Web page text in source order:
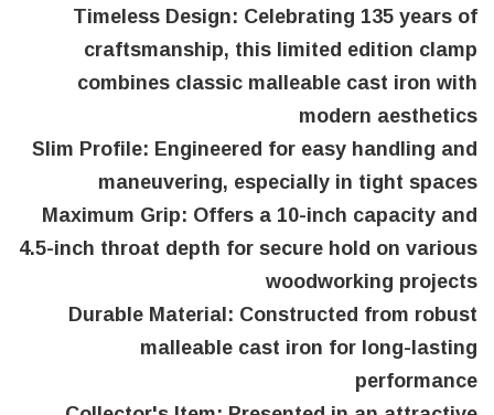
Timeless Design: Celebrating 135 years of
craftsmanship, this limited edition clamp
combines classic malleable cast iron with
modern aesthetics
Slim Profile: Engineered for easy handling and
maneuvering, especially in tight spaces
Maximum Grip: Offers a 10-inch capacity and
4.5-inch throat depth for secure hold on various
woodworking projects
Durable Material: Constructed from robust
malleable cast iron for long-lasting
performance